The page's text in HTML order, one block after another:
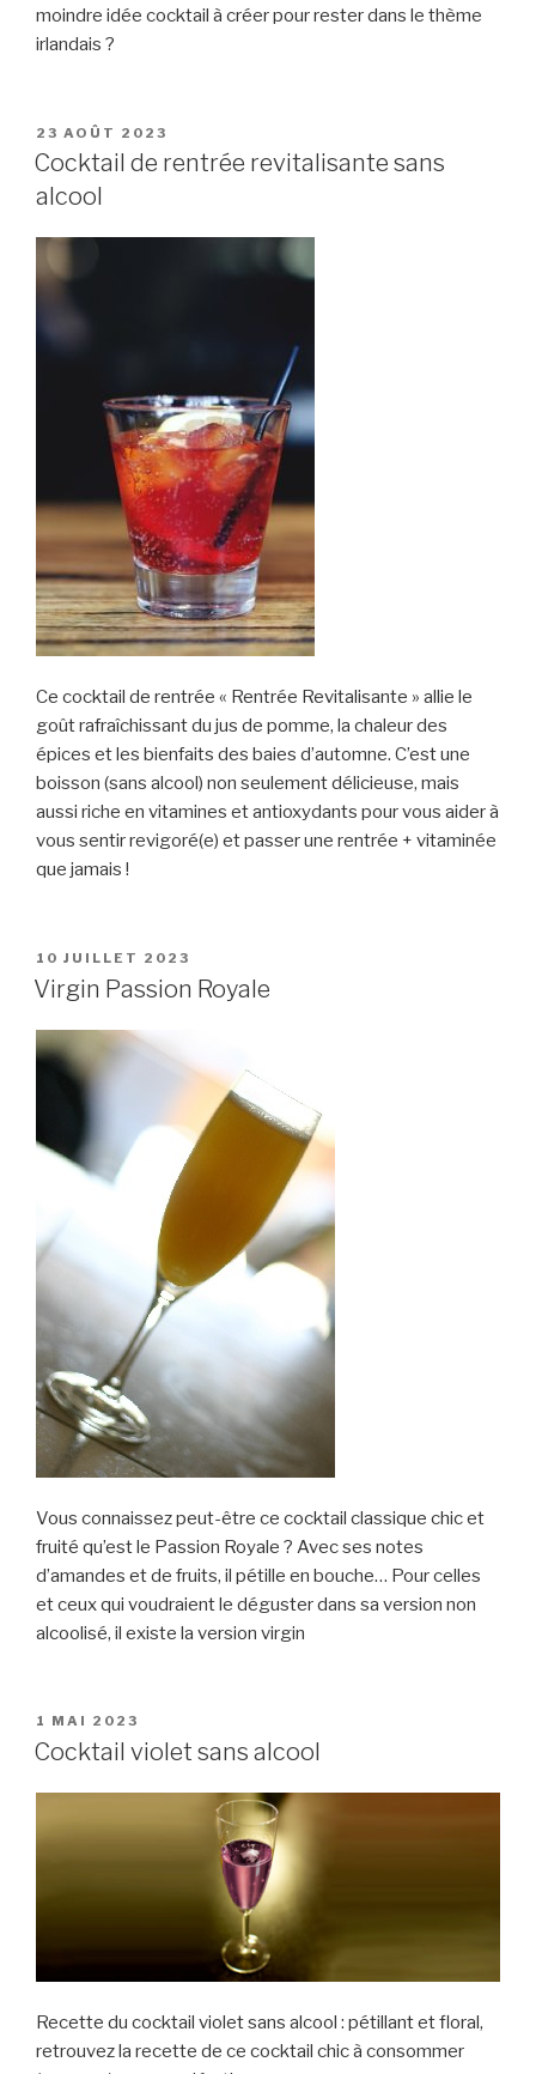
moindre idée cocktail à créer pour rester dans le thème
irlandais ?
PUBLIÉ
LE
23 AOÛT 2023
Cocktail de rentrée revitalisante sans
alcool
Ce cocktail de rentrée « Rentrée Revitalisante » allie le
goût rafraîchissant du jus de pomme, la chaleur des
épices et les bienfaits des baies d’automne. C’est une
boisson (sans alcool) non seulement délicieuse, mais
aussi riche en vitamines et antioxydants pour vous aider à
vous sentir revigoré(e) et passer une rentrée + vitaminée
que jamais !
PUBLIÉ
LE
10 JUILLET 2023
Virgin Passion Royale
Vous connaissez peut-être ce cocktail classique chic et
fruité qu’est le Passion Royale ? Avec ses notes
d’amandes et de fruits, il pétille en bouche… Pour celles
et ceux qui voudraient le déguster dans sa version non
alcoolisé, il existe la version virgin
PUBLIÉ
LE
1 MAI 2023
Cocktail violet sans alcool
Recette du cocktail violet sans alcool : pétillant et floral,
retrouvez la recette de ce cocktail chic à consommer